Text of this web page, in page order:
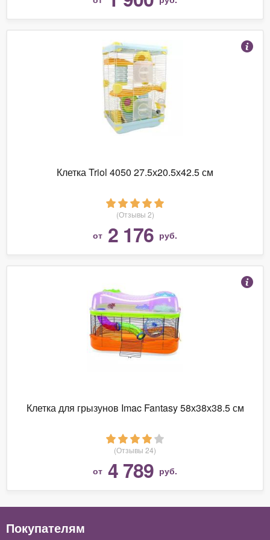
Клетка Triol 4050 27.5х20.5х42.5 см
(Отзывы 2)
от 2 176 руб.
Клетка для грызунов Imac Fantasy 58х38х38.5 см
(Отзывы 24)
от 4 789 руб.
Покупателям